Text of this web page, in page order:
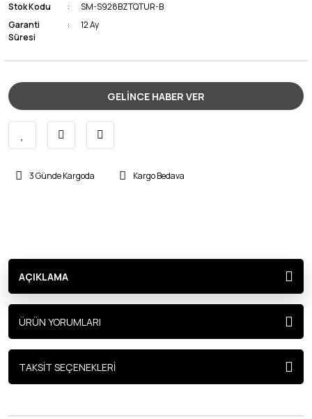
Stok Kodu
SM-S928BZTQTUR-B
Garanti
Süresi
12 Ay
GELİNCE HABER VER
3 Günde Kargoda Kargo Bedava
AÇIKLAMA
ÜRÜN YORUMLARI
TAKSİT SEÇENEKLERİ